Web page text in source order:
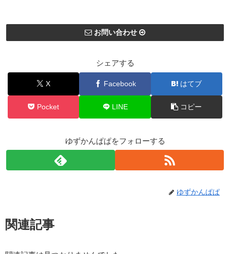
お問い合わせ
シェアする
X Facebook はてブ
Pocket LINE コピー
ゆずかんぱぱをフォローする
ゆずかんぱぱ
関連記事